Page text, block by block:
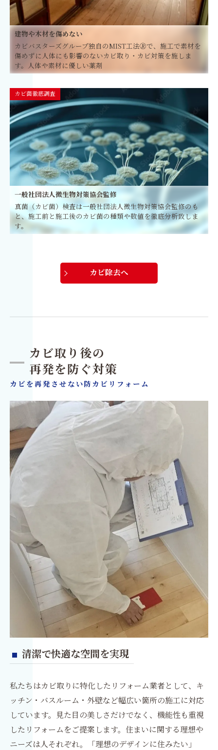
建物や木材を傷めない
カビバスターズグループ独自のMIST工法🄬で、施工で素材を
傷めずに人体にも影響のないカビ取り・カビ対策を施しま
す。人体や素材に優しい薬剤
カビ菌徹底調査
一般社団法人微生物対策協会監修
真菌（カビ菌）検査は一般社団法人微生物対策協会監修のも
と、施工前と施工後のカビ菌の種類や数値を徹底分析致しま
す。
カビ除去へ
カビを再発させない防カビリフォーム
カビ取り後の
再発を防ぐ対策
清潔で快適な空間を実現
私たちはカビ取りに特化したリフォーム業者として、キ
ッチン・バスルーム・外壁など幅広い箇所の施工に対応
しています。見た目の美しさだけでなく、機能性も重視
したリフォームをご提案します。住まいに関する理想や
ニーズは人それぞれ。「理想のデザインに住みたい」